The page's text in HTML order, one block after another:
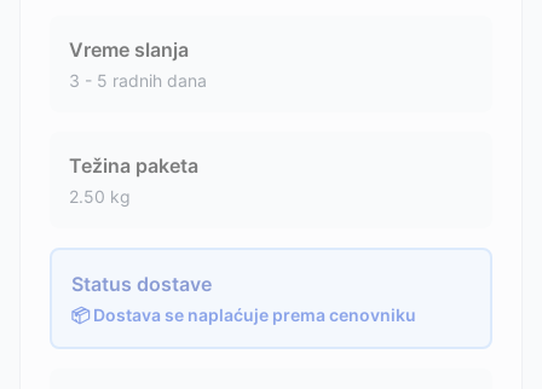
Vreme slanja
3 - 5 radnih dana
Težina paketa
2.50 kg
Status dostave
📦 Dostava se naplaćuje prema cenovniku